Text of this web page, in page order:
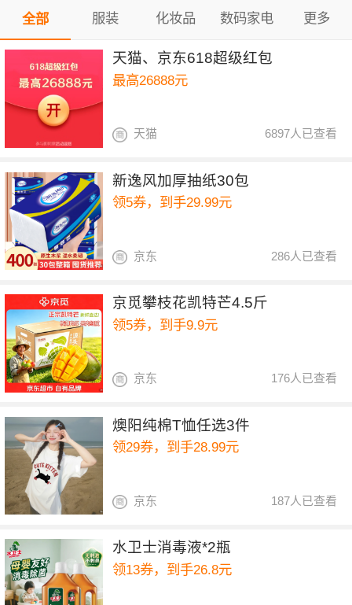
全部 服装 化妆品 数码家电 更多
天猫、京东618超级红包
最高26888元
6897人已查看
天猫
新逸风加厚抽纸30包
领5券，到手29.99元
286人已查看
京东
京觅攀枝花凯特芒4.5斤
领5券，到手9.9元
176人已查看
京东
燠阳纯棉T恤任选3件
领29券，到手28.99元
187人已查看
京东
水卫士消毒液*2瓶
领13券，到手26.8元